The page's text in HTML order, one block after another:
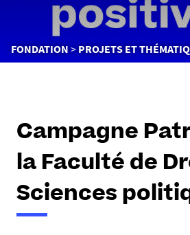
Vous
êtes
FONDATION PROJETS ET
Campagne
la Faculté de
Sciences